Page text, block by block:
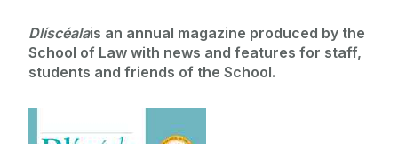
Dlíscéalais an annual magazine produced by the
School of Law with news and features for staff,
students and friends of the School.